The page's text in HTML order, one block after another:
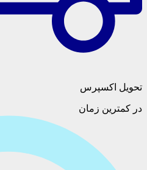
تحویل اکسپرس
در کمترین زمان